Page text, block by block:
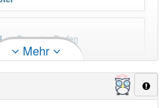
Promoter Duden
Mehr